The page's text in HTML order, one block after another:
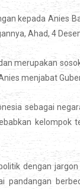
kepada Anies
Ahad, 4
merupakan
menjabat
sebagai
kelompok
dengan
pandangan